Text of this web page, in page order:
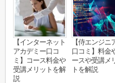
【インターネット
アカデミー口コ
ミ】コース料金や
受講メリットを解
説
【侍エンジニ
口コミ】料金
ースや受講メ
トを解説